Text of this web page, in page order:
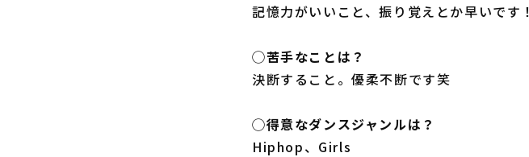
記憶力がいいこと、振り覚えとか早いです！
◯苦手なことは？
決断すること。優柔不断です笑
◯得意なダンスジャンルは？
Hiphop、Girls